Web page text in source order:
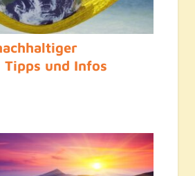
Tipps und Infos